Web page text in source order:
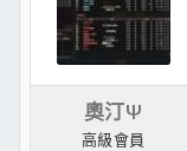
奧汀Ψ
高級會員